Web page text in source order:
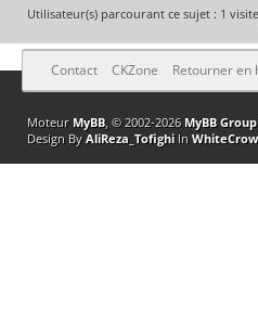
Utilisateur(s) parcourant ce sujet : 1
Contact CKZone Retourner en
Moteur MyBB, © 2002-2026 MyBB Group
Design By AliReza_TofighiIn